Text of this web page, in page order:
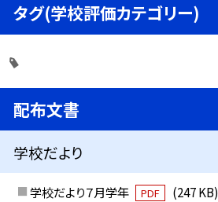
タグ(学校評価カテゴリー)
配布文書
学校だより
学校だより７月学年 PDF
(247 KB)